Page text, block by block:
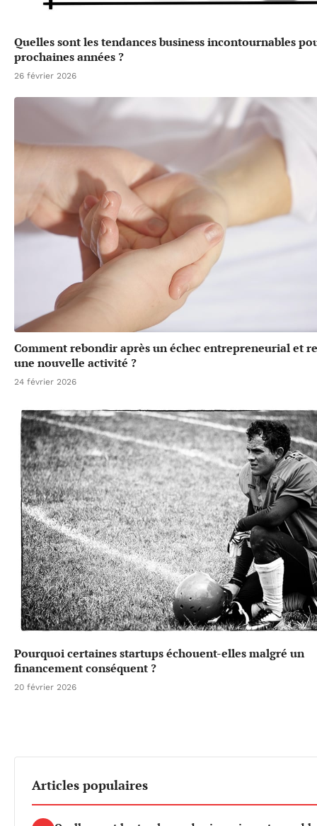
Quelles sont les tendances business incontournables
prochaines années ?
26 février 2026
Comment rebondir après un échec entrepreneurial et
une nouvelle activité ?
24 février 2026
Pourquoi certaines startups échouent-elles malgré un
financement conséquent ?
20 février 2026
Articles populaires